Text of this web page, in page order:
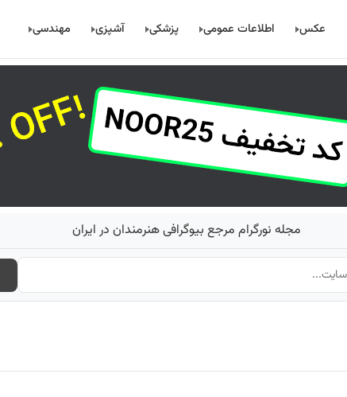
عکس اطلاعات عمومی پزشکی آشپزی مهندسی
مجله نورگرام مرجع بیوگرافی هنرمندان در ایران